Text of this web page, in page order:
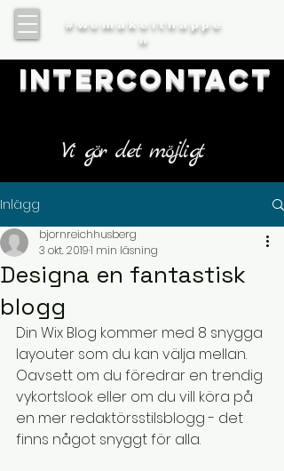
#wemakeithappe
n
IntercontacT
Vi gör det möjligt
Inlägg
Designa en fantastisk
blogg
bjornreichhusberg
3 okt. 20191 min läsning
Din Wix Blog kommer med 8 snygga
layouter som du kan välja mellan.
Oavsett om du föredrar en trendig
vykortslook eller om du vill köra på
en mer redaktörsstilsblogg - det
finns något snyggt för alla.